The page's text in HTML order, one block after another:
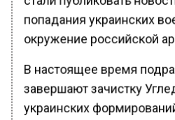
попадания украинских
окружение российской
В настоящее время
завершают зачистку
украинских